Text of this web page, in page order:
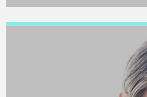
LEES DIT ARTIKEL